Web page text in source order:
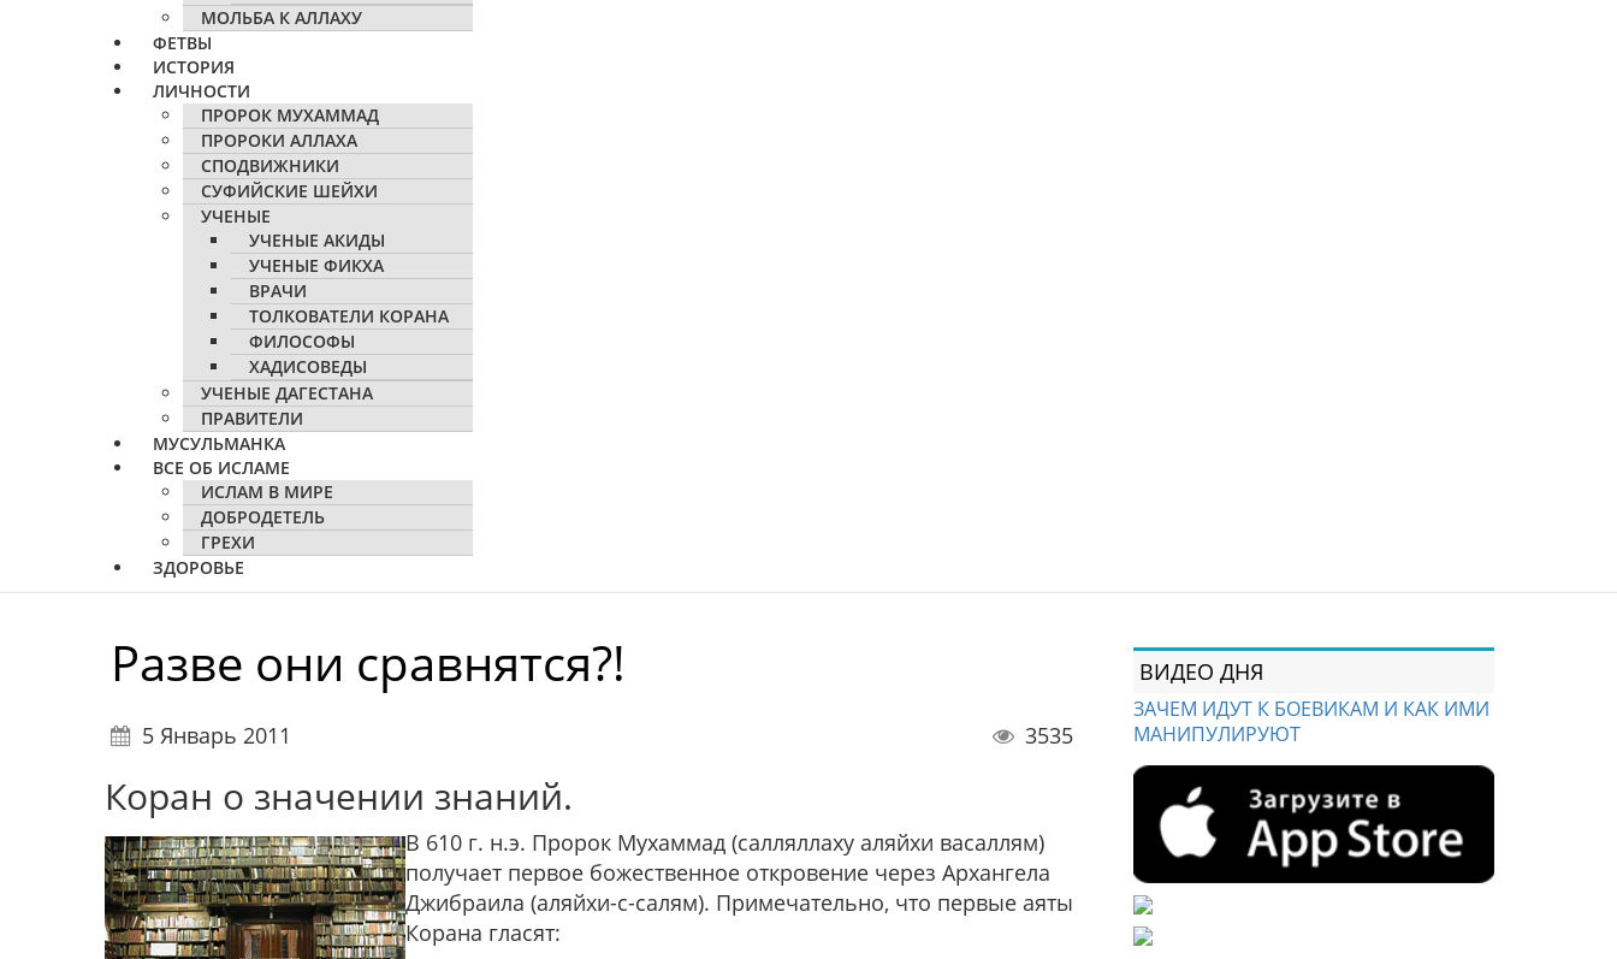
МОЛЬБА К АЛЛАХУ
ФЕТВЫ
ИСТОРИЯ
ЛИЧНОСТИ
ПРОРОК МУХАММАД
ПРОРОКИ АЛЛАХА
СПОДВИЖНИКИ
СУФИЙСКИЕ ШЕЙХИ
УЧЕНЫЕ
УЧЕНЫЕ АКИДЫ
УЧЕНЫЕ ФИКХА
ВРАЧИ
ТОЛКОВАТЕЛИ КОРАНА
ФИЛОСОФЫ
ХАДИСОВЕДЫ
УЧЕНЫЕ ДАГЕСТАНА
ПРАВИТЕЛИ
МУСУЛЬМАНКА
ВСЕ ОБ ИСЛАМЕ
ИСЛАМ В МИРЕ
ДОБРОДЕТЕЛЬ
ГРЕХИ
ЗДОРОВЬЕ
Разве они сравнятся?!
5 Январь 2011 3535
Коран о значении знаний.
В 610 г. н.э. Пророк Мухаммад (салляллаху аляйхи васаллям)
получает первое божественное откровение через Архангела
Джибраила (аляйхи-с-салям). Примечательно, что первые аяты
Корана гласят:
ВИДЕО ДНЯ
ЗАЧЕМ ИДУТ К БОЕВИКАМ И КАК ИМИ
МАНИПУЛИРУЮТ